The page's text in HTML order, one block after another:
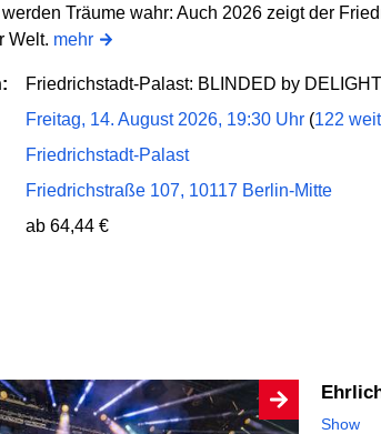
werden Träume wahr: Auch 2026 zeigt der
Welt. mehr
Friedrichstadt-Palast: BLINDED by
Freitag, 14. August 2026, 19:30 Uhr (122
Friedrichstadt-Palast
Friedrichstraße 107, 10117 Berlin-Mitte
ab 64,44 €
Show